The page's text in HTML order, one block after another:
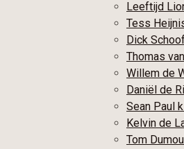
Leeftijd
Tess
Dick
Thomas
Willem de
Daniël de
Sean Paul
Kelvin de
Tom